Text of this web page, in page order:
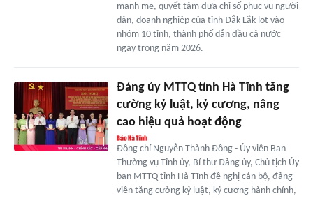
mạnh mẽ, quyết tâm đưa chỉ số phục vụ người
dân, doanh nghiệp của tỉnh Đắk Lắk lọt vào
nhóm 10 tỉnh, thành phố dẫn đầu cả nước
ngay trong năm 2026.
Đảng ủy MTTQ tỉnh Hà Tĩnh tăng
cường kỷ luật, kỷ cương, nâng
cao hiệu quả hoạt động
Đồng chí Nguyễn Thành Đồng - Ủy viên Ban
Thường vụ Tỉnh ủy, Bí thư Đảng ủy, Chủ tịch Ủy
ban MTTQ tỉnh Hà Tĩnh đề nghị cán bộ, đảng
viên tăng cường kỷ luật, kỷ cương hành chính,